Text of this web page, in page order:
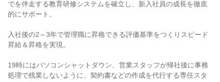
でを伴走する教育研修システムを確立し、新入社員の成長を徹底
的にサポート。
入社後の2～3年で管理職に昇格できる評価基準をつくりスピード
昇給＆昇格を実現。
19時にはパソコンシャットダウン、営業スタッフが帰社後に事務
処理で残業しないように、契約書などの作成を代行する専任スタ